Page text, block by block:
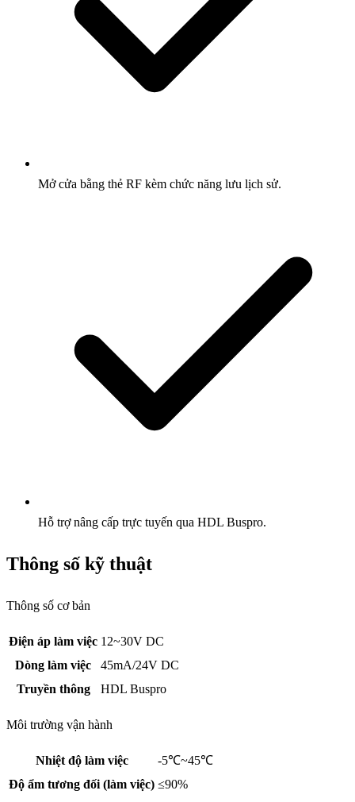
Mở cửa bằng thẻ RF kèm chức năng lưu lịch sử.
Hỗ trợ nâng cấp trực tuyến qua HDL Buspro.
Thông số kỹ thuật
Thông số cơ bản
Điện áp làm việc 12~30V DC
Dòng làm việc
45mA/24V DC
Truyền thông
HDL Buspro
Môi trường vận hành
Nhiệt độ làm việc
-5℃~45℃
Độ ẩm tương đối (làm việc) ≤90%